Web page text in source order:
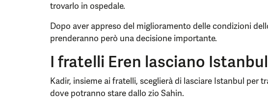
trovarlo in ospedale.
Dopo aver appreso del miglioramento delle condizioni
prenderanno però una decisione importante.
I fratelli Eren lasciano Istanbul
Kadir, insieme ai fratelli, sceglierà di lasciare Istanbul per
dove potranno stare dallo zio Sahin.